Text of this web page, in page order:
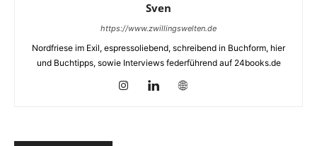
Sven
https://www.zwillingswelten.de
Nordfriese im Exil, espressoliebend, schreibend in Buchform, hier
und Buchtipps, sowie Interviews federführend auf 24books.de